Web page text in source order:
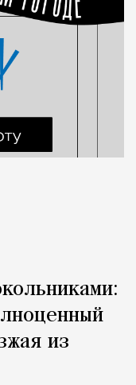
из